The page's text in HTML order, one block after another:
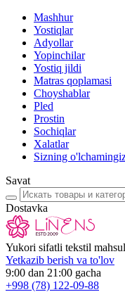
Mashhur
Yostiqlar
Adyollar
Yopinchilar
Yostiq jildi
Matras qoplamasi
Choyshablar
Pled
Prostin
Sochiqlar
Xalatlar
Sizning
Savat
Dostavka
Yukori sifatli tekstil
Yetkazib berish va to'lov
9:00 dan 21:00 gacha
+998 (78) 122-09-88